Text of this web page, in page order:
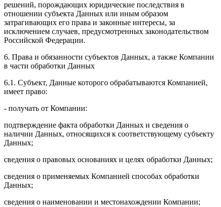
решений, порождающих юридические последствия в
отношении субъекта Данных или иным образом
затрагивающих его права и законные интересы, за
исключением случаев, предусмотренных законодательством
Российской Федерации.
6. Права и обязанности субъектов Данных, а также Компании
в части обработки Данных
6.1. Субъект, Данные которого обрабатываются Компанией,
имеет право:
- получать от Компании:
подтверждение факта обработки Данных и сведения о
наличии Данных, относящихся к соответствующему субъекту
Данных;
сведения о правовых основаниях и целях обработки Данных;
сведения о применяемых Компанией способах обработки
Данных;
сведения о наименовании и местонахождении Компании;